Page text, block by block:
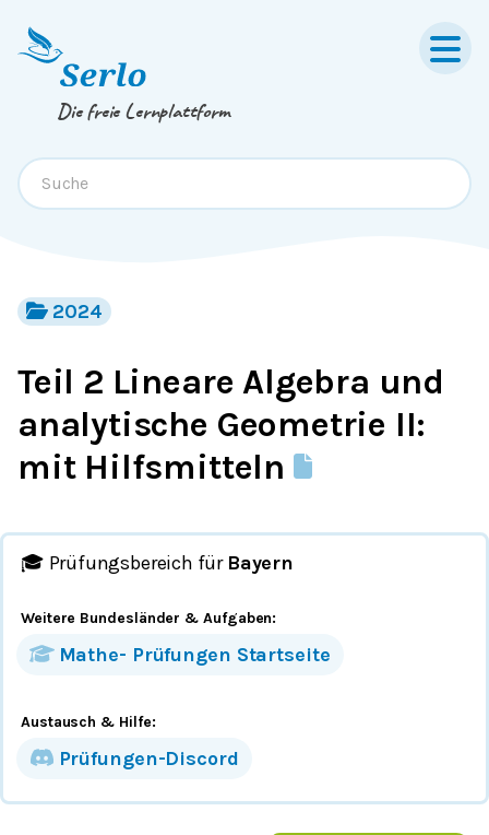
Springe zum
Die freie Lernplattform
2024
Teil 2 Lineare Algebra und
analytische Geometrie II:
mit Hilfsmitteln
🎓 Prüfungsbereich für Bayern
Weitere Bundesländer & Aufgaben:
Mathe- Prüfungen Startseite
Austausch & Hilfe:
Prüfungen-Discord